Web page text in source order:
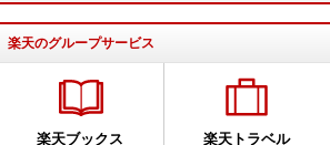
楽天のグループサービス
楽天ブックス 楽天トラベル